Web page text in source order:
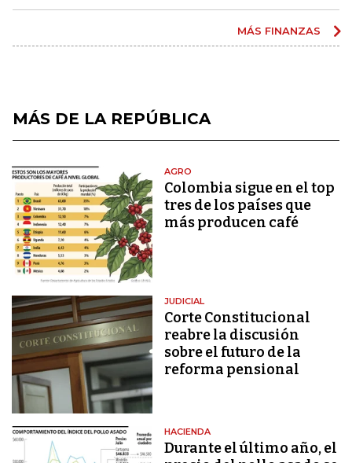
MÁS FINANZAS
MÁS DE LA REPÚBLICA
AGRO
Colombia sigue en el top
tres de los países que
más producen café
JUDICIAL
Corte Constitucional
reabre la discusión
sobre el futuro de la
reforma pensional
HACIENDA
Durante el último año, el